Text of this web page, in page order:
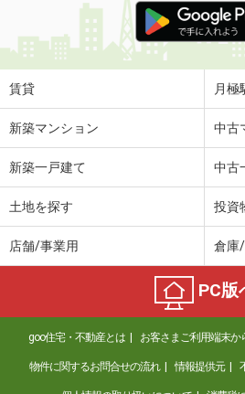
賃貸 月極
新築マンション 中古
新築一戸建て 中古
土地を探す 投資
店舗/事業用 倉庫
PC版
goo住宅・不動産とは お客さまご利用端末か
物件に関するお問合せの流れ 情報提供元